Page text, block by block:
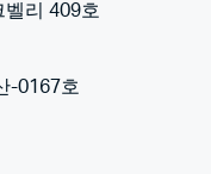
벨리 409호
-0167호